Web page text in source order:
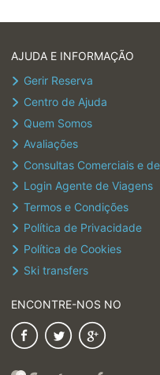
AJUDA E INFORMAÇÃO
Gerir Reserva
Centro de Ajuda
Quem Somos
Avaliações
Consultas Comerciais e
Login Agente de Viagens
Termos e Condições
Política de Privacidade
Política de Cookies
Ski transfers
ENCONTRE-NOS NO